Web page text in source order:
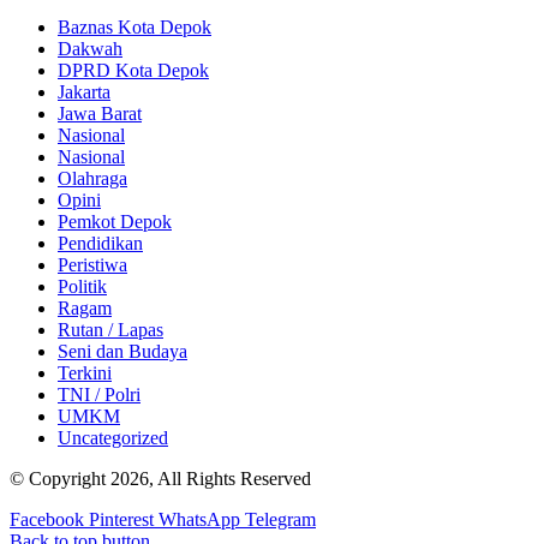
Baznas Kota Depok
Dakwah
DPRD Kota Depok
Jakarta
Jawa Barat
Nasional
Nasional
Olahraga
Opini
Pemkot Depok
Pendidikan
Peristiwa
Politik
Ragam
Rutan / Lapas
Seni dan Budaya
Terkini
TNI / Polri
UMKM
Uncategorized
© Copyright 2026, All Rights Reserved
Facebook Pinterest WhatsApp Telegram